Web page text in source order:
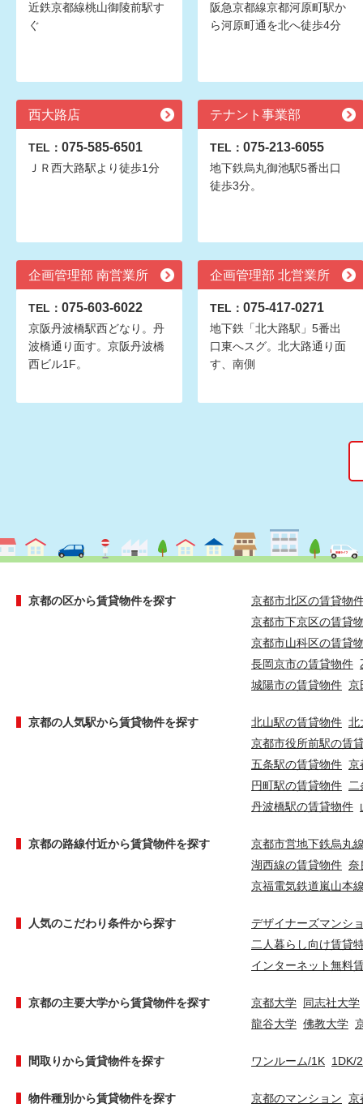
近鉄京都線桃山御陵前駅す
ぐ
阪急京都線京都河原町駅か
ら河原町通を北へ徒歩4分
西大路店
TEL： 075-585-6501
ＪＲ西大路駅より徒歩1分
テナント事業部
TEL： 075-213-6055
地下鉄烏丸御池駅5番出口
徒歩3分。
企画管理部 南営業所
TEL： 075-603-6022
京阪丹波橋駅西どなり。丹
波橋通り面す。京阪丹波橋
西ビル1F。
企画管理部 北営業所
TEL： 075-417-0271
地下鉄「北大路駅」5番出
口東へスグ。北大路通り面
す、南側
京都の区から賃貸物件を探す
京都市北区の賃貸物
京都市下京区の賃貸
京都市山科区の賃貸
長岡京市の賃貸物件
城陽市の賃貸物件 京
京都の人気駅から賃貸物件を探す 北山駅の賃貸物件 北
京都市役所前駅の賃
五条駅の賃貸物件 京
円町駅の賃貸物件
丹波橋駅の賃貸物件
京都の路線付近から賃貸物件を探す
京都市営地下鉄烏丸
湖西線の賃貸物件 奈
京福電気鉄道嵐山本
人気のこだわり条件から探す
デザイナーズマンシ
二人暮らし向け賃貸
インターネット無料
京都の主要大学から賃貸物件を探す 京都大学 同志社大学
龍谷大学 佛教大学
間取りから賃貸物件を探す ワンルーム/1K 1DK/
物件種別から賃貸物件を探す 京都のマンション 京